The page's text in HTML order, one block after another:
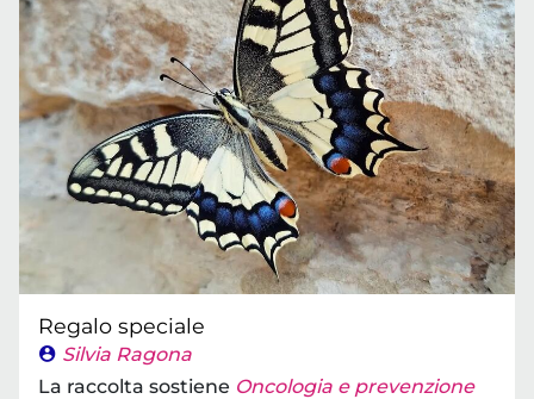
Regalo speciale
Silvia Ragona
La raccolta sostiene Oncologia e prevenzione